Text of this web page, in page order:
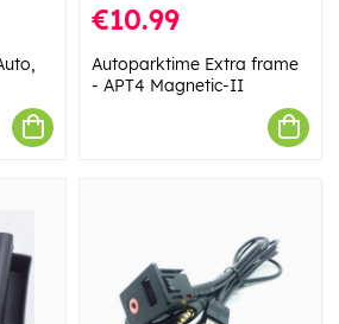
€10.99
Autoparktime Extra frame
- APT4 Magnetic-II